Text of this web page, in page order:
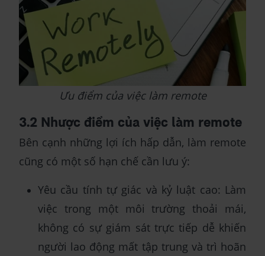
Ưu điểm của việc làm remote
3.2 Nhược điểm của việc làm remote
Bên cạnh những lợi ích hấp dẫn, làm remote
cũng có một số hạn chế cần lưu ý:
Yêu cầu tính tự giác và kỷ luật cao: Làm
việc trong một môi trường thoải mái,
không có sự giám sát trực tiếp dễ khiến
người lao động mất tập trung và trì hoãn